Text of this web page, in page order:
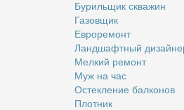
Бу­риль­щик сква­жин
Га­зов­щик
Ев­ро­ре­монт
Ланд­шафт­ный
Мел­кий ре­монт
Муж на час
Остек­ле­ние бал­ко­нов
Плот­ник